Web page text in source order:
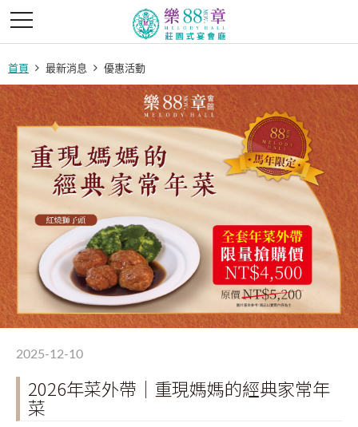
首頁 最新消息 優惠活動
2025-12-10
2026年菜外帶｜重現媽媽的經典家常年
菜